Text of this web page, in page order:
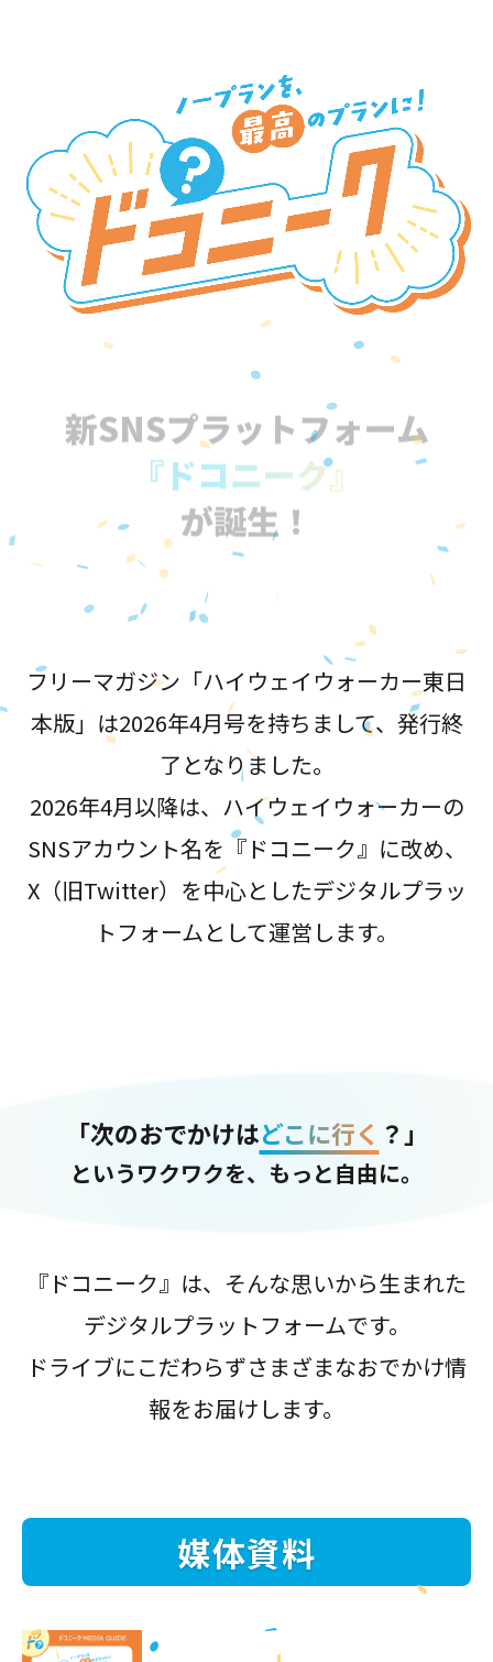
新SNSプラットフォーム
『ドコニーク』
が誕生！
フリーマガジン「ハイウェイウォーカー東日
本版」は2026年4月号を持ちまして、発行終
了となりました。
2026年4月以降は、ハイウェイウォーカーの
SNSアカウント名を『ドコニーク』に改め、
X（旧Twitter）を中心としたデジタルプラッ
トフォームとして運営します。
「次のおでかけはどこに行く ？」
というワクワクを、もっと自由に。
『ドコニーク』は、そんな思いから生まれた
デジタルプラットフォームです。
ドライブにこだわらずさまざまなおでかけ情
報をお届けします。
媒体資料